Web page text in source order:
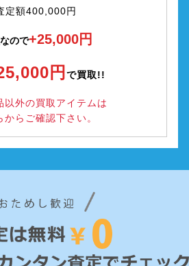
定額400,000円
ので+25,000円
円 で買取!!
以外の買取アイテムは
からご確認下さい。